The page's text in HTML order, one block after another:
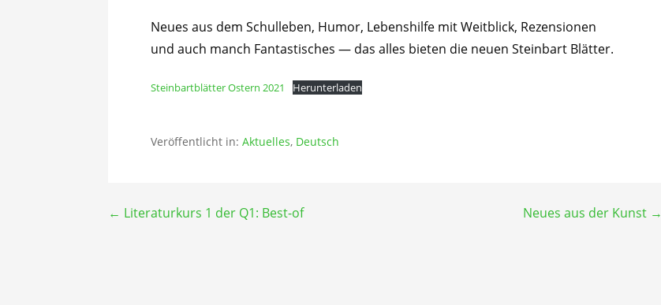
Neues aus dem Schulleben, Humor, Lebenshilfe mit Weitblick, Rezensionen
und auch manch Fantastisches — das alles bieten die neuen Steinbart Blätter.
Steinbartblätter Ostern 2021 Herunterladen
Veröffentlicht in:Aktuelles, Deutsch
Beitragsnavigation
← Literaturkurs 1 der Q1: Best-of Neues aus der Kunst →